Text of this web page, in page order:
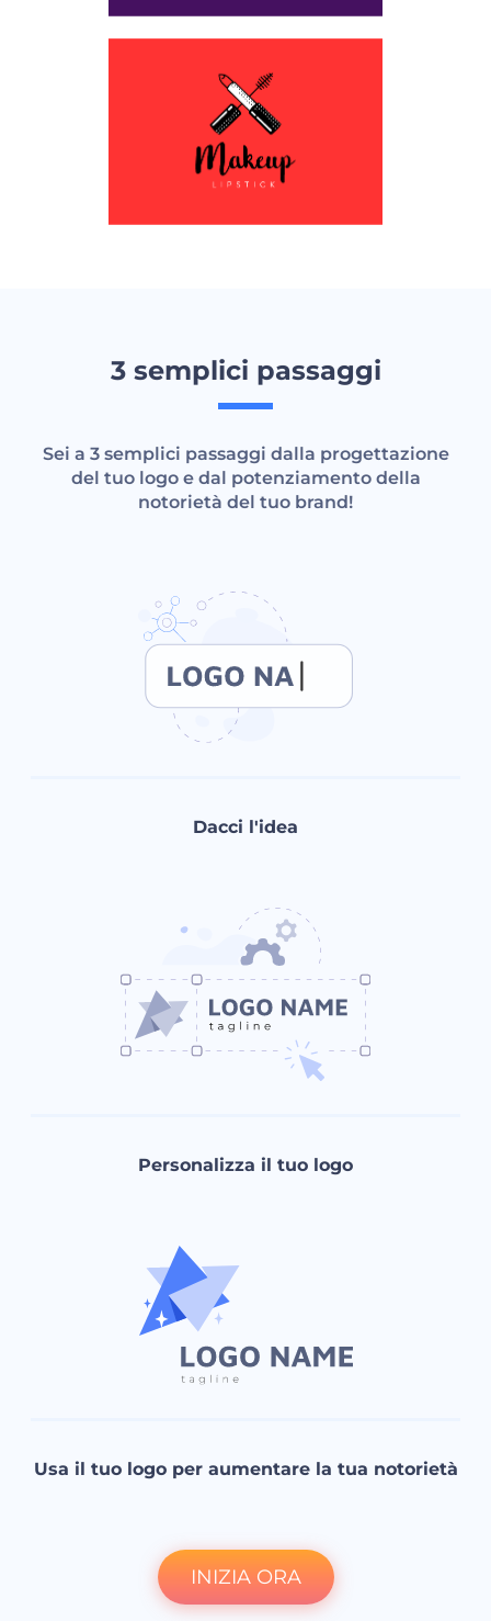
3 semplici passaggi
Sei a 3 semplici passaggi dalla progettazione
del tuo logo e dal potenziamento della
notorietà del tuo brand!
Dacci l'idea
Personalizza il tuo logo
Usa il tuo logo per aumentare la tua notorietà
INIZIA ORA